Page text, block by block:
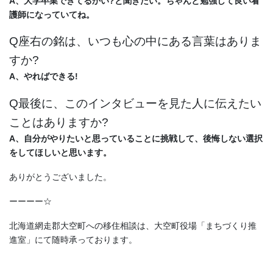
護師になっていてね。
Q座右の銘は、いつも心の中にある言葉はありま
すか?
A、やればできる!
Q最後に、このインタビューを見た人に伝えたい
ことはありますか?
A、自分がやりたいと思っていることに挑戦して、後悔しない選択
をしてほしいと思います。
ありがとうございました。
ーーーー☆
北海道網走郡大空町への移住相談は、大空町役場「まちづくり推
進室」にて随時承っております。